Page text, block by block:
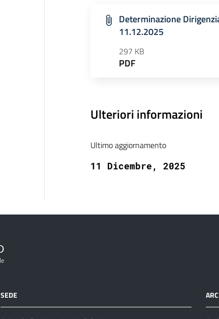
Determinazione
11.12.2025
297 KB
PDF
Ulteriori informazioni
Ultimo aggiornamento
11 Dicembre, 2025
SEDE